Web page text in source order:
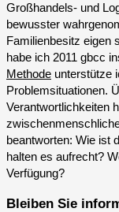
Großhandels- und
bewusster
Familienbesitz eigen
habe ich 2011 gbcc
Methode unterstütze
Problemsituationen.
Verantwortlichkeiten
beantworten: Wie ist
halten es aufrecht?
Verfügung?
Bleiben Sie